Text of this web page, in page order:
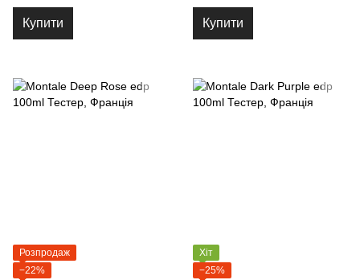
Купити Купити
Розпродаж
−22%
Хіт
−25%